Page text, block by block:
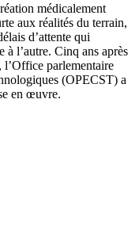
médicalement
aux réalités du terrain,
d’attente qui
à l’autre. Cinq ans après
l’Office parlementaire
(OPECST) a
en œuvre.